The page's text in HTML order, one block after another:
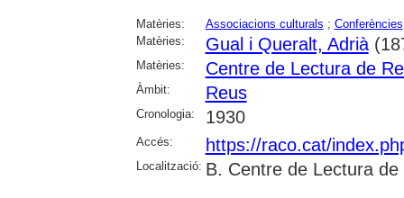
Matèries: Associacions culturals ; Conferències
Matèries:
Gual i Queralt, Adrià
Matèries: Centre de Lectura de
Àmbit: Reus
Cronologia: 1930
Accés: https://raco.cat/
Localització: B. Centre de Lectura de